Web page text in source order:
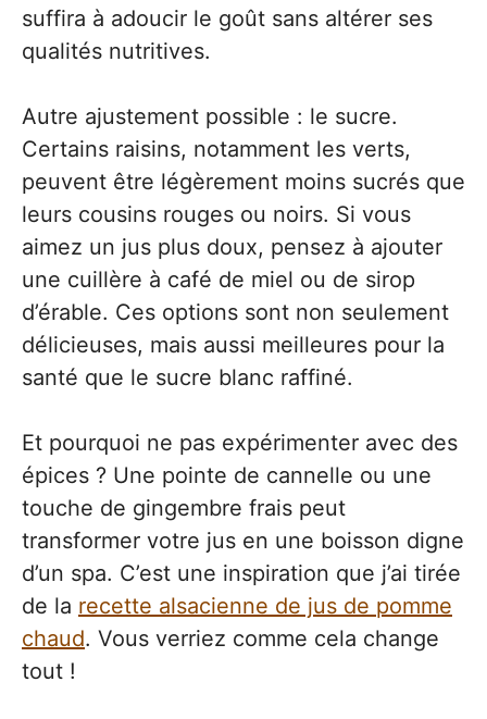
suffira à adoucir le goût sans altérer ses
qualités nutritives.
Autre ajustement possible : le sucre.
Certains raisins, notamment les verts,
peuvent être légèrement moins sucrés que
leurs cousins rouges ou noirs. Si vous
aimez un jus plus doux, pensez à ajouter
une cuillère à café de miel ou de sirop
d’érable. Ces options sont non seulement
délicieuses, mais aussi meilleures pour la
santé que le sucre blanc raffiné.
Et pourquoi ne pas expérimenter avec des
épices ? Une pointe de cannelle ou une
touche de gingembre frais peut
transformer votre jus en une boisson digne
d’un spa. C’est une inspiration que j’ai tirée
de la recette alsacienne de jus de pomme
chaud. Vous verriez comme cela change
tout !